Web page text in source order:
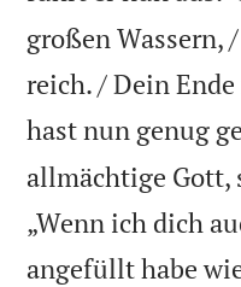
großen Wassern,
reich. / Dein
hast nun genug
allmächtige Gott,
„Wenn ich dich
angefüllt habe